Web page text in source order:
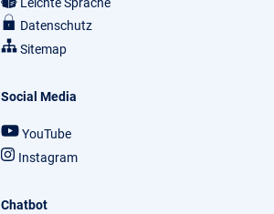
Datenschutz
Sitemap
Social Media
YouTube
Instagram
Chatbot